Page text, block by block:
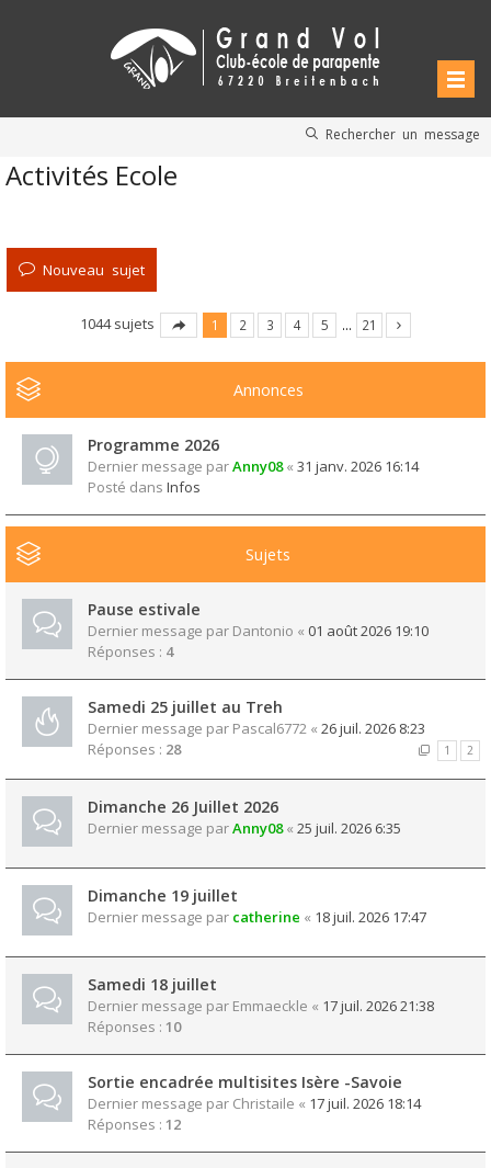
Rechercher un message
Activités Ecole
Nouveau sujet
1044 sujets 1 2 3 4 5 … 21
Annonces
Programme 2026
Dernier message parAnny08« 31 janv. 2026 16:14
Posté dans Infos
Sujets
Pause estivale
Dernier message par Dantonio « 01 août 2026 19:10
Réponses : 4
Samedi 25 juillet au Treh
Dernier message par Pascal6772 « 26 juil. 2026 8:23
Réponses : 28 1 2
Dimanche 26 Juillet 2026
Dernier message parAnny08« 25 juil. 2026 6:35
Dimanche 19 juillet
Dernier message par catherine « 18 juil. 2026 17:47
Samedi 18 juillet
Dernier message par Emmaeckle « 17 juil. 2026 21:38
Réponses : 10
Sortie encadrée multisites Isère -Savoie
Dernier message par Christaile « 17 juil. 2026 18:14
Réponses : 12